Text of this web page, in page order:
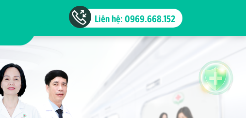
Liên hệ: 0969.668.152